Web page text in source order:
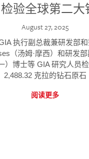
检验全球第二大
August 27, 2025
执行副总裁兼研发部
（汤姆·摩西）和研发
）博士等 GIA 研究人员
2,488.32 克拉的钻石原石
阅读更多